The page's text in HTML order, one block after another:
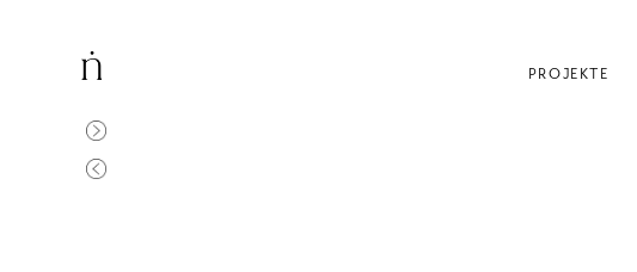
PROJEKTE